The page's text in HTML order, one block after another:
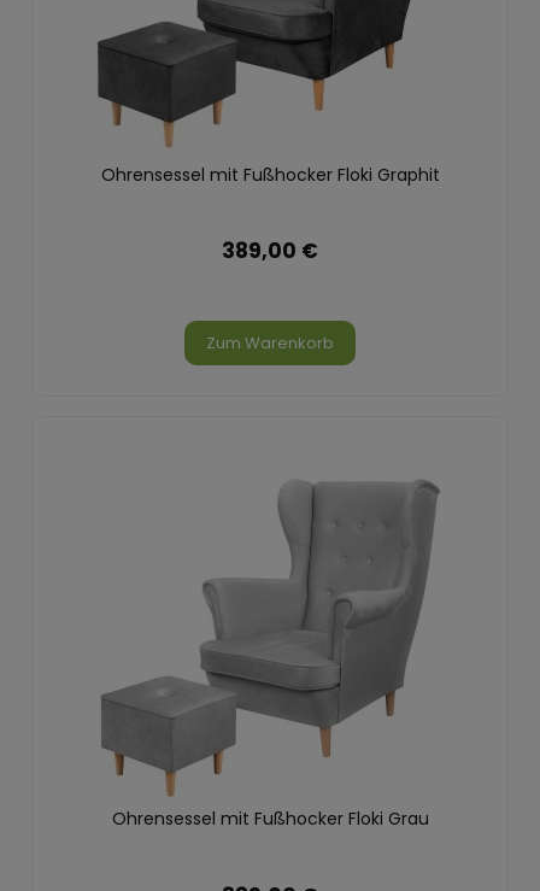
Ohrensessel mit Fußhocker Floki Graphit
389,00 €
Zum Warenkorb
Ohrensessel mit Fußhocker Floki Grau